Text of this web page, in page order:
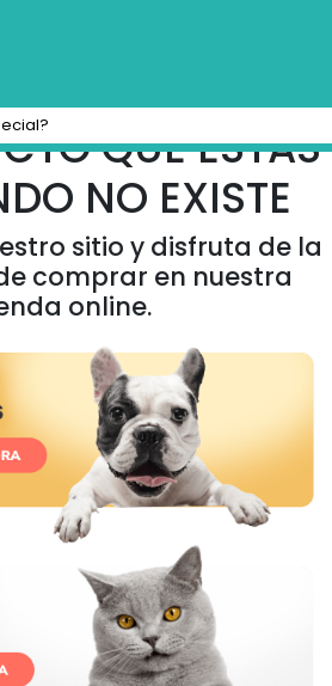
QUE ESTAS
NO EXISTE
sitio y disfruta de la
comprar en nuestra
online.